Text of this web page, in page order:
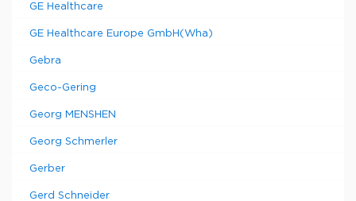
GE Healthcare
GE Healthcare Europe GmbH(Wha)
Gebra
Geco-Gering
Georg MENSHEN
Georg Schmerler
Gerber
Gerd Schneider